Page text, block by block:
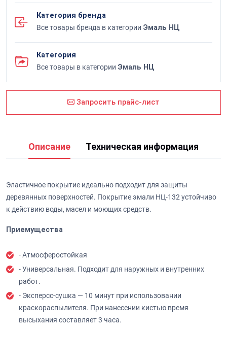
Категория бренда
Все товары бренда в категории Эмаль НЦ
Категория
Все товары в категории Эмаль НЦ
Запросить прайс-лист
Описание Техническая информация
Эластичное покрытие идеально подходит для защиты
деревянных поверхностей. Покрытие эмали НЦ-132 устойчиво
к действию воды, масел и моющих средств.
Приемущества
- Атмосферостойкая
- Универсальная. Подходит для наружных и внутренних
работ.
- Эксперсс-сушка — 10 минут при использовании
краскораспылителя. При нанесении кистью время
высыхания составляет 3 часа.